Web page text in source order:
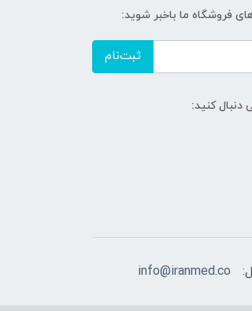
فروشگاه ما باخبر شوید:
ثبت‌نام
دنبال کنید:
info@iranmed.co